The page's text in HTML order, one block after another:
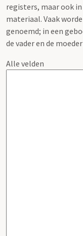
registers, maar ook
materiaal. Vaak
genoemd; in een
de vader en de
Alle velden